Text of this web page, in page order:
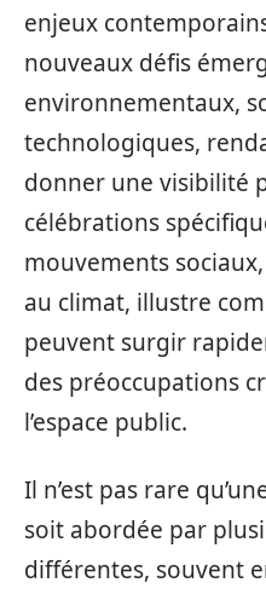
enjeux
nouveaux défis
environnementaux,
technologiques,
donner une visibilité
célébrations
mouvements
au climat, illustre
peuvent surgir
des préoccupations
l’espace public.
Il n’est pas rare
soit abordée par
différentes, souvent